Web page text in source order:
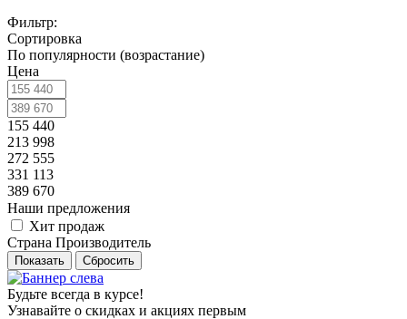
Фильтр:
Сортировка
По популярности (возрастание)
Цена
155 440
213 998
272 555
331 113
389 670
Наши предложения
Хит продаж
Страна Производитель
Показать Сбросить
Будьте всегда в курсе!
Узнавайте о скидках и акциях первым